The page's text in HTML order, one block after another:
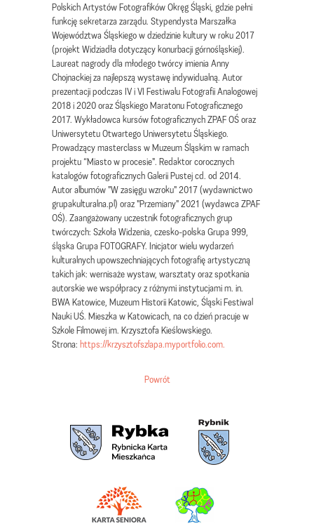
Polskich Artystów Fotografików Okręg Śląski, gdzie pełni
funkcję sekretarza zarządu. Stypendysta Marszałka
Województwa Śląskiego w dziedzinie kultury w roku 2017
(projekt Widziadła dotyczący konurbacji górnośląskiej).
Laureat nagrody dla młodego twórcy imienia Anny
Chojnackiej za najlepszą wystawę indywidualną. Autor
prezentacji podczas IV i VI Festiwalu Fotografii Analogowej
2018 i 2020 oraz Śląskiego Maratonu Fotograficznego
2017. Wykładowca kursów fotograficznych ZPAF OŚ oraz
Uniwersytetu Otwartego Uniwersytetu Śląskiego.
Prowadzący masterclass w Muzeum Śląskim w ramach
projektu “Miasto w procesie". Redaktor corocznych
katalogów fotograficznych Galerii Pustej cd. od 2014.
Autor albumów "W zasięgu wzroku" 2017 (wydawnictwo
grupakulturalna.pl) oraz "Przemiany" 2021 (wydawca ZPAF
OŚ). Zaangażowany uczestnik fotograficznych grup
twórczych: Szkoła Widzenia, czesko-polska Grupa 999,
śląska Grupa FOTOGRAFY. Inicjator wielu wydarzeń
kulturalnych upowszechniających fotografię artystyczną
takich jak: wernisaże wystaw, warsztaty oraz spotkania
autorskie we współpracy z różnymi instytucjami m. in.
BWA Katowice, Muzeum Historii Katowic, Śląski Festiwal
Nauki UŚ. Mieszka w Katowicach, na co dzień pracuje w
Szkole Filmowej im. Krzysztofa Kieślowskiego.
Strona: https://krzysztofszlapa.myportfolio.com.
Powrót